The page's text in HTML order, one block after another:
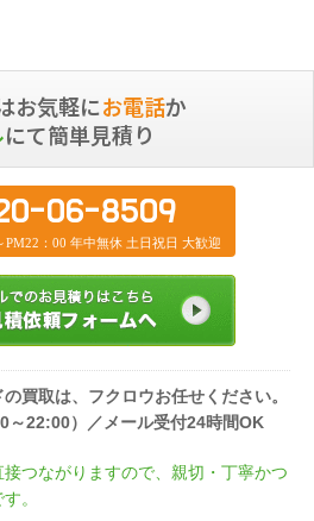
お気軽にお電話か
にて簡単見積り
06-8509
：00 年中無休 土日祝日 大歓迎
買取は、フクロウお任せください。
22:00）／メール受付24時間OK
つながりますので、親切・丁寧かつ
。